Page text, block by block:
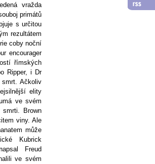
vražda
primátů
s určitou
rezultátem
coby noční
encourager
římských
Ripper, i Dr
Ačkoliv
elity
ve svém
Brown
viny. Ale
může
Kubrick
Freud
ve svém